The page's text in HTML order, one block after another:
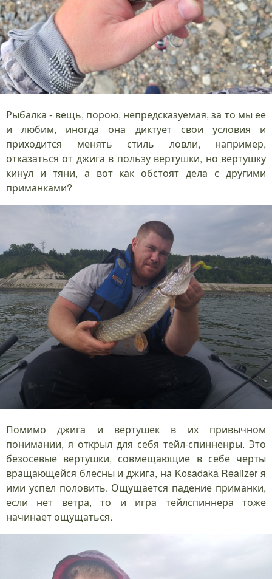
Рыбалка - вещь, порою, непредсказуемая, за то мы ее
и любим, иногда она диктует свои условия и
приходится менять стиль ловли, например,
отказаться от джига в пользу вертушки, но вертушку
кинул и тяни, а вот как обстоят дела с другими
приманками?
Помимо джига и вертушек в их привычном
понимании, я открыл для себя тейл-спинненры. Это
безосевые вертушки, совмещающие в себе черты
вращающейся блесны и джига, на Kosadaka Realizer я
ими успел половить. Ощущается падение приманки,
если нет ветра, то и игра тейлспиннера тоже
начинает ощущаться.